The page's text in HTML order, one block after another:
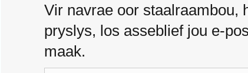
Vir navrae oor staalraambou,
pryslys, los asseblief jou e-
maak.